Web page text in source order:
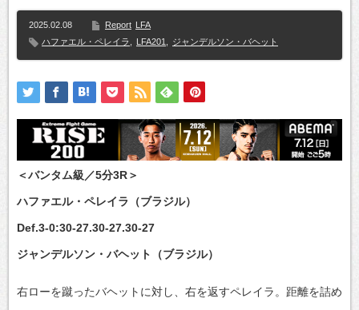
2025.02.08 Report LFA
ハファエル・ペレイラ
LFA201 ジャンデルソン・バヘット
＜バンタム級／5分3R＞
ハファエル・ペレイラ（ブラジル）
Def.3-0:30-27.30-27.30-27
ジャンデルソン・バヘット（ブラジル）
右ローを蹴ったバヘットに対し、右を返すペレイラ。距離を詰め